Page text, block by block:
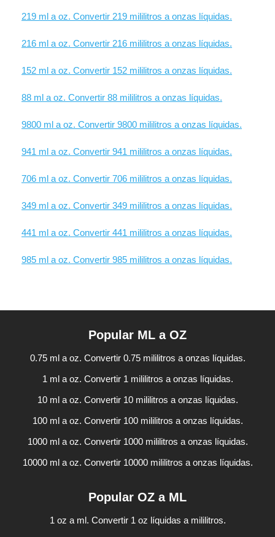
219 ml a oz. Convertir 219 mililitros a onzas líquidas.
216 ml a oz. Convertir 216 mililitros a onzas líquidas.
152 ml a oz. Convertir 152 mililitros a onzas líquidas.
88 ml a oz. Convertir 88 mililitros a onzas líquidas.
9800 ml a oz. Convertir 9800 mililitros a onzas líquidas.
941 ml a oz. Convertir 941 mililitros a onzas líquidas.
706 ml a oz. Convertir 706 mililitros a onzas líquidas.
349 ml a oz. Convertir 349 mililitros a onzas líquidas.
441 ml a oz. Convertir 441 mililitros a onzas líquidas.
985 ml a oz. Convertir 985 mililitros a onzas líquidas.
Popular ML a OZ
0.75 ml a oz. Convertir 0.75 mililitros a onzas líquidas.
1 ml a oz. Convertir 1 mililitros a onzas líquidas.
10 ml a oz. Convertir 10 mililitros a onzas líquidas.
100 ml a oz. Convertir 100 mililitros a onzas líquidas.
1000 ml a oz. Convertir 1000 mililitros a onzas líquidas.
10000 ml a oz. Convertir 10000 mililitros a onzas líquidas.
Popular OZ a ML
1 oz a ml. Convertir 1 oz líquidas a mililitros.